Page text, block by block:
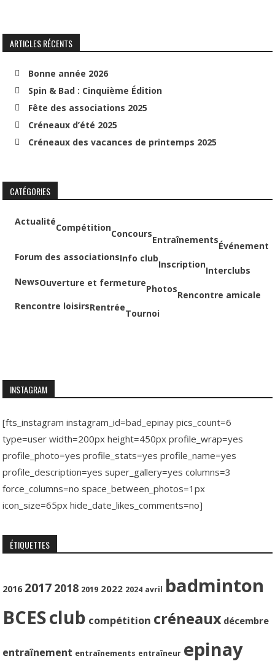
ARTICLES RÉCENTS
Bonne année 2026
Spin & Bad : Cinquième Édition
Fête des associations 2025
Créneaux d’été 2025
Créneaux des vacances de printemps 2025
CATÉGORIES
Actualité
Compétition
Concours
Entraînements
Événement
Forum des associationsInfo club
Inscription
Interclubs
NewsOuverture et fermeture
Photos
Rencontre amicale
Rencontre loisirsRentrée
Tournoi
INSTAGRAM
[fts_instagram instagram_id=bad_epinay pics_count=6
type=user width=200px height=450px profile_wrap=yes
profile_photo=yes profile_stats=yes profile_name=yes
profile_description=yes super_gallery=yes columns=3
force_columns=no space_between_photos=1px
icon_size=65px hide_date_likes_comments=no]
ÉTIQUETTES
2016 2017 2018 2019 2022 2024 avril badminton
BCESclub compétition créneaux décembre
entraînement entraînements entraîneur epinay